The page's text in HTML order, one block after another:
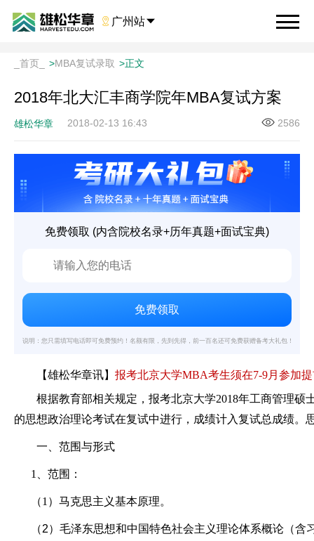
 广州站
_首页_ >MBA复试录取 >正文
2018年北大汇丰商学院年MBA复试方案
雄松华章 2018-02-13 16:43 2586
免费领取 (内含院校名录+历年真题+面试宝典)
说明：您只需填写电话即可免费预约！名额有限，先到先得，前一百名还可免费获赠备考大礼包！
【雄松华章讯】 报考北京大学MBA考生须在7-9月参加
根据教育部相关规定，报考北京大学2018年工商管理
的思想政治理论考试在复试中进行，成绩计入复试总成绩。
一、范围与形式
1、范围：
（1）马克思主义基本原理。
（2）毛泽东思想和中国特色社会主义理论体系概论（含